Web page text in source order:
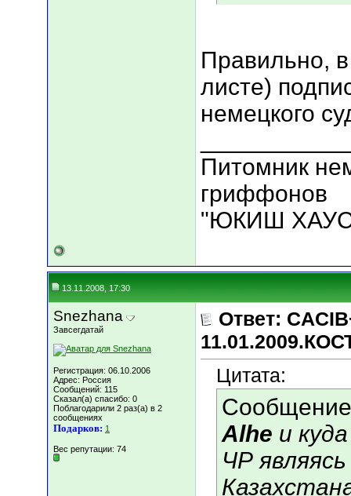
Правильно,
листе)
немецкого
Питомник
гриффонов
"ЮКИШ
13.11.2008, 17:30
Snezhana
Завсегдатай
Регистрация: 06.10.2006
Адрес: Россия
Сообщений: 115
Сказал(а) спасибо: 0
Поблагодарили 2 раз(а) в 2
сообщениях
Подарков: 1
Вес репутации: 74
Ответ:
Цитата:
Alhe и
ЧР